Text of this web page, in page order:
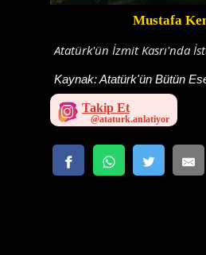
Mustafa
Atatürk'ün İzmit Kasrı'nda
Kaynak:Atatürk'ün Bütün
Takip Et